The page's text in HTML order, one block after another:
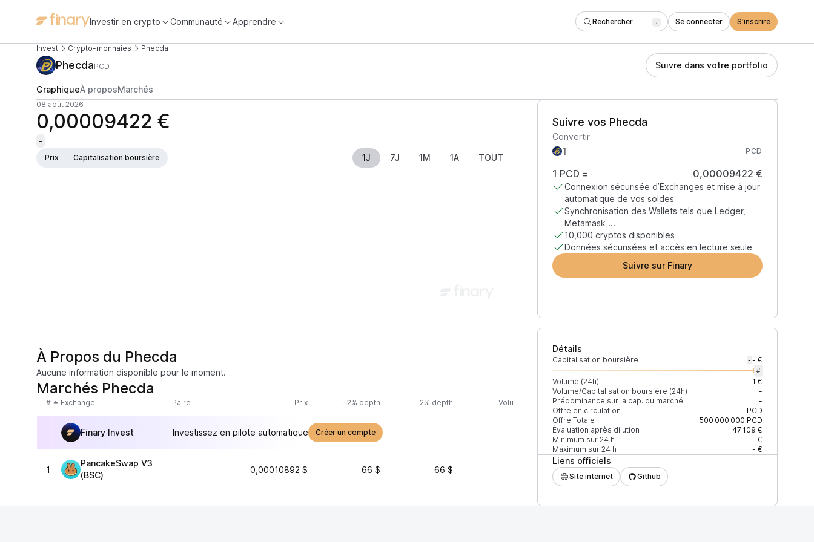
Investir en crypto Communauté Apprendre Rechercher / Se connecter S'inscrire
Invest Crypto-monnaies Phecda
PhecdaPCD Suivre dans votre portfolio
GraphiqueÀ proposMarchés
08 août 2026
0,00009422 €
-
Prix
Capitalisation boursière 1J 7J 1M 1A TOUT
Suivre vos Phecda
Convertir
PCD
1 PCD = 0,00009422 €
Connexion sécurisée d’Exchanges et mise à jour
automatique de vos soldes
Synchronisation des Wallets tels que Ledger,
Metamask ...
10,000 cryptos disponibles
Données sécurisées et accès en lecture seule
Suivre sur Finary
Détails
Capitalisation boursière - - €
#
Volume (24h)
1 €
Volume/Capitalisation boursière (24h)
-
Prédominance sur la cap. du marché
-
Offre en circulation
- PCD
Offre Totale
500 000 000 PCD
Évaluation après dilution
47 109 €
Minimum sur 24 h
- €
Maximum sur 24 h
- €
Liens officiels
Site internet Github
À Propos du Phecda
Aucune information disponible pour le moment.
Marchés Phecda
# Exchange Paire Prix +2% depth -2% depth Volume (24h) % du volume Confiance Mis à jour
Finary Invest Investissez en pilote automatique Créer un compte
1
PancakeSwap V3
(BSC)
0,00010892 $ 66 $ 66 $ 100 % ÉLEVÉE